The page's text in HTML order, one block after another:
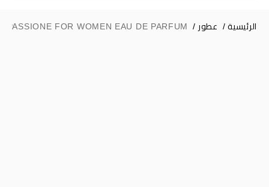
الرئيسية / عطور /
PASSIONE FOR WOMEN EAU DE PARFUM